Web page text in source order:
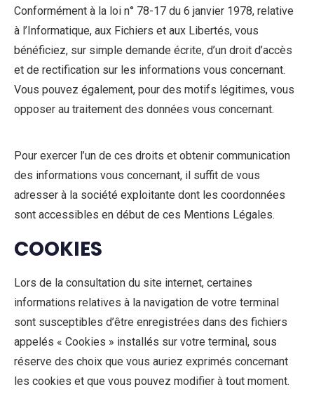
Conformément à la loi n° 78-17 du 6 janvier 1978, relative
à l’Informatique, aux Fichiers et aux Libertés, vous
bénéficiez, sur simple demande écrite, d’un droit d’accès
et de rectification sur les informations vous concernant.
Vous pouvez également, pour des motifs légitimes, vous
opposer au traitement des données vous concernant.
Pour exercer l’un de ces droits et obtenir communication
des informations vous concernant, il suffit de vous
adresser à la société exploitante dont les coordonnées
sont accessibles en début de ces Mentions Légales.
COOKIES
Lors de la consultation du site internet, certaines
informations relatives à la navigation de votre terminal
sont susceptibles d’être enregistrées dans des fichiers
appelés « Cookies » installés sur votre terminal, sous
réserve des choix que vous auriez exprimés concernant
les cookies et que vous pouvez modifier à tout moment.